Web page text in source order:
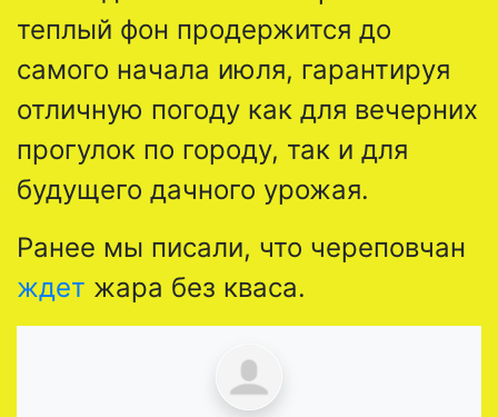
теплый фон продержится до
самого начала июля, гарантируя
отличную погоду как для вечерних
прогулок по городу, так и для
будущего дачного урожая.
Ранее мы писали, что череповчан
ждет жара без кваса.